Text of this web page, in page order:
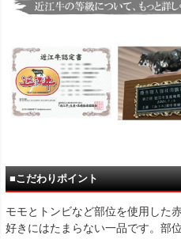
■こだわりポイント
モモとトンビなど部位を使用した
好きにはたまらない一品です。部